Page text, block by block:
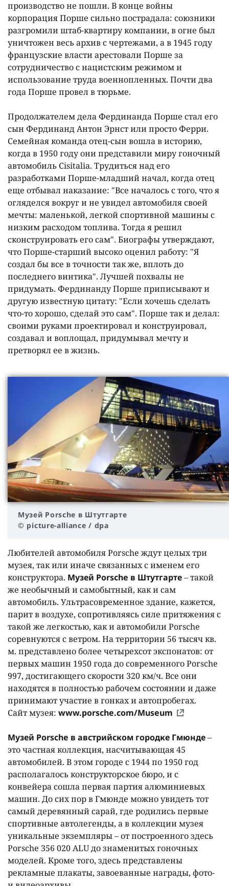
производство не пошли. В конце войны
корпорация Порше сильно пострадала: союзники
разгромили штаб-квартиру компании, в огне был
уничтожен весь архив с чертежами, а в 1945 году
французские власти арестовали Порше за
сотрудничество с нацистским режимом и
использование труда военнопленных. Почти два
года Порше провел в тюрьме.
Продолжателем дела Фердинанда Порше стал его
сын Фердинанд Антон Эрнст или просто Ферри.
Семейная команда отец-сын вошла в историю,
когда в 1950 году они представили миру гоночный
автомобиль Cisitalia. Трудиться над его
разработками Порше-младший начал, когда отец
еще отбывал наказание: "Все началось с того, что я
огляделся вокруг и не увидел автомобиля своей
мечты: маленькой, легкой спортивной машины с
низким расходом топлива. Тогда я решил
сконструировать его сам". Биографы утверждают,
что Порше-старший высоко оценил работу: "Я
создал бы все в точности так же, вплоть до
последнего винтика". Лучшей похвалы не
придумать. Фердинанду Порше приписывают и
другую известную цитату: "Если хочешь сделать
что-то хорошо, сделай это сам". Порше так и делал:
своими руками проектировал и конструировал,
создавал и воплощал, придумывал мечту и
претворял ее в жизнь.
Музей Porsche в Штутгарте
© picture-alliance / dpa
Любителей автомобиля Porsche ждут целых три
музея, так или иначе связанных с именем его
конструктора. Музей Porsche в Штутгарте– такой
же необычный и самобытный, как и сам
автомобиль. Ультрасовременное здание, кажется,
парит в воздухе, сопротивляясь силе притяжения с
такой же легкостью, как и автомобили Porsche
соревнуются с ветром. На территории 56 тысяч кв.
м. представлено более четырехсот экспонатов: от
первых машин 1950 года до современного Porsche
997, достигающего скорости 320 км/ч. Все они
находятся в полностью рабочем состоянии и даже
принимают участие в гонках и автопробегах.
Сайт музея: www.porsche.com/Museum
Музей Porsche в австрийском городке Гмюнде–
это частная коллекция, насчитывающая 45
автомобилей. В этом городе с 1944 по 1950 год
располагалось конструкторское бюро, и с
конвейера сошла первая партия алюминиевых
машин. До сих пор в Гмюнде можно увидеть тот
самый деревянный сарай, где родились первые
спортивные автолегенды, а в коллекции музея
уникальные экземпляры – от построенного здесь
Porsche 356 020 ALU до знаменитых гоночных
моделей. Кроме того, здесь представлены
рекламные плакаты, завоеванные награды, фото-